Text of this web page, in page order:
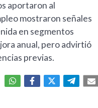
aportaron al
mostraron señales
en segmentos
anual, pero advirtió
previas.